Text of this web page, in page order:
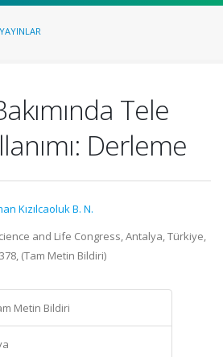
Tele
Derleme
Kızılcaoluk B. N.
and Life Congress, Antalya, Türkiye,
(Tam Metin Bildiri)
Metin Bildiri